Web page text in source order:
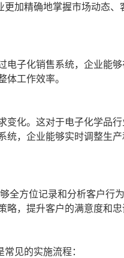
加精确地掌握市场动态、
电子化销售系统，企业能
工作效率。
变化。这对于电子化学品
统，企业能够实时调整生
全方位记录和分析客户行
，提升客户的满意度和忠
见的实施流程：